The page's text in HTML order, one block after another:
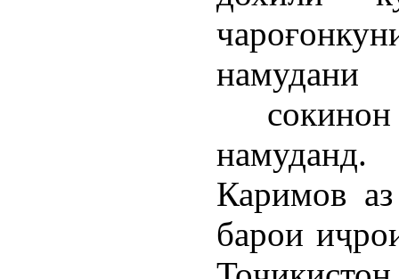
сокинон
Каримов
барои